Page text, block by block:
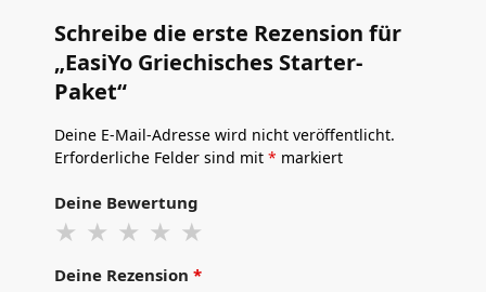
Schreibe die erste Rezension für
„EasiYo Griechisches Starter-
Paket“
Deine E-Mail-Adresse wird nicht veröffentlicht.
Erforderliche Felder sind mit * markiert
Deine Bewertung
Deine Rezension *